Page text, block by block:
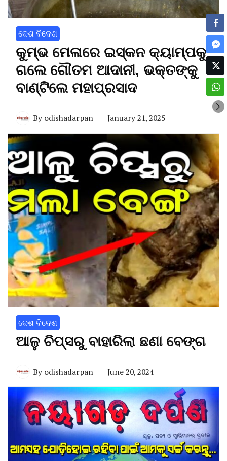
ଦେଶ ବିଦେଶ
କୁମ୍ଭ ମେଳାରେ ଇସ୍କନ କ୍ୟାମ୍ପକୁ
ଗଲେ ଗୌତମ ଆଦାନୀ, ଭକ୍ତଙ୍କୁ
ବାଣ୍ଟିଲେ ମହାପ୍ରସାଦ
By odishadarpan January 21, 2025
ଦେଶ ବିଦେଶ
ଆଳୁ ଚିପ୍ସରୁ ବାହାରିଲା ଛଣା ବେଙ୍ଗ
By odishadarpan June 20, 2024